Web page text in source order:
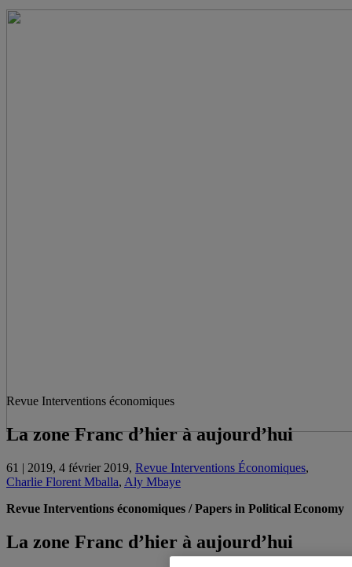
Revue Interventions économiques
La zone Franc d’hier à aujourd’hui
61 | 2019, 4 février 2019, Revue Interventions Économiques,
Charlie Florent Mballa, Aly Mbaye
Revue Interventions économiques / Papers in Political Economy
La zone Franc d’hier à aujourd’hui